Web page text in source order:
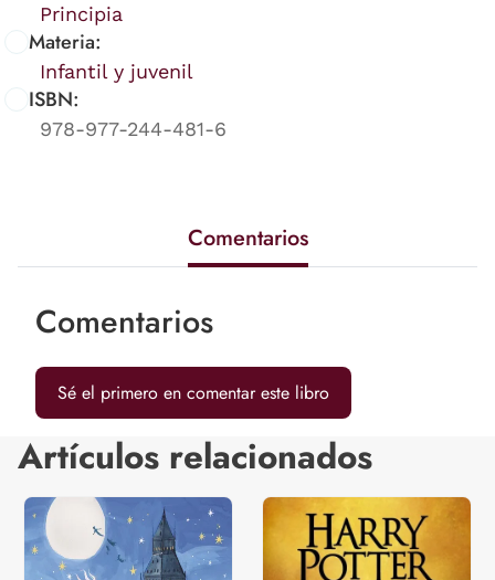
Principia
Materia:
Infantil y juvenil
ISBN:
978-977-244-481-6
Comentarios
Comentarios
Sé el primero en comentar este libro
Artículos relacionados